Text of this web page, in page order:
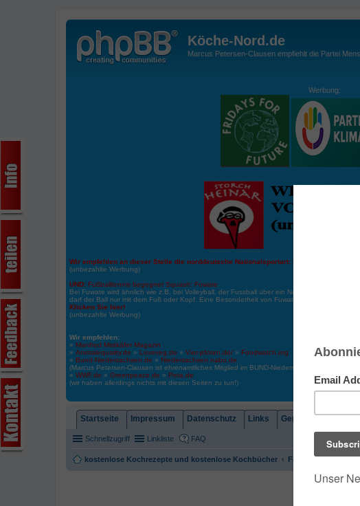
Köche-Nord.de
Marcus Petersen-Clausen empfiehlt die Partei
Werbung:
Wir empfehlen an dieser Stelle die norddeutsche Nationalsportart:
(unbezahlte Werbung)
UND: Fußballtennis begegnet Squash: Fuwate
Bei Fuwate wird ähnlich wie z.B. bei Volleyball, der Fussball über ein Netz gespielt.
darf der Ball nur mit dem Fuß oder Kopf. Eine Besonderheit von Fuwate ist, dass der Ball
Klicken Sie hier!
(unbezahlte Werbung)
Wir empfehlen:
» Manfred Mistkäfer Magazin
» Animalequality.de » Loveveg.de » Vier-pfoten.de/ » Foodwatch.org
» Bund-Niedersachsen.de » Niedersachsen.nabu.de
(Marcus Petersen-Clausen ist ehrenamtliches Mitglied im BUND-Niedersachsen und
» WWF.de » Greenpeace.de » Peta.de
(wir haben allerdings nichts mit diesen Seiten zu tun!)
Startseite Impressum Datenschutz Links Gemeindebrief
Schnellzugriff Linkliste FAQ
kostenlose Kochrezepte und kostenlose Kochbücher Foren-Übersicht